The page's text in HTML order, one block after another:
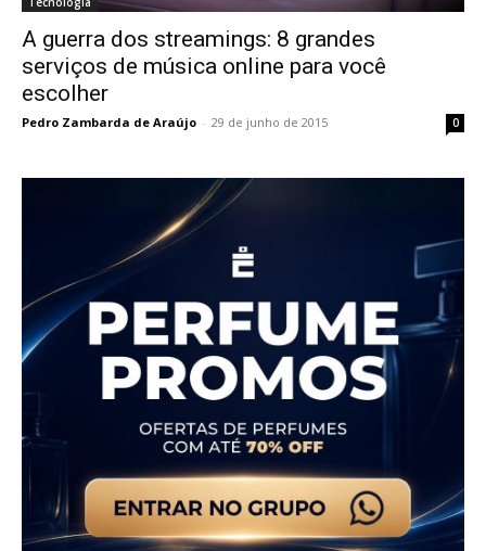
A guerra dos streamings: 8 grandes
serviços de música online para você
escolher
Pedro Zambarda de Araújo - 29 de junho de 2015 0